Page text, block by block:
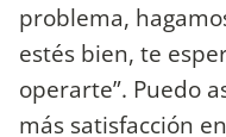
problema,
estés bien, te
operarte”. Puedo
más satisfacción